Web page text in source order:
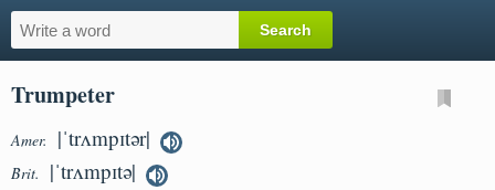
Trumpeter
Amer. |ˈtrʌmpɪtər|
Brit. |ˈtrʌmpɪtə|